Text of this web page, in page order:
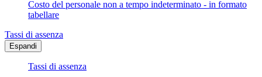
Costo del personale non a tempo indeterminato - in formato
tabellare
Tassi di assenza
Espandi
Tassi di assenza